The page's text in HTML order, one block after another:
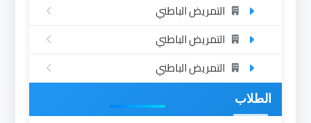
التمريض الباطني
التمريض الباطني
التمريض الباطني
الطلاب